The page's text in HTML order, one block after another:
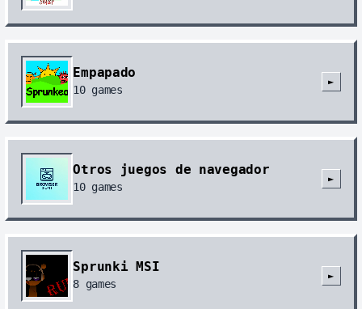
Empapado
10games
►
Otros juegos de navegador
10games
►
Sprunki MSI
8 games
►